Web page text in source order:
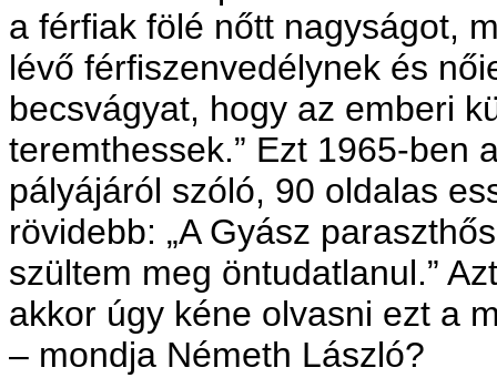
a férfiak fölé nőtt nagyságot,
lévő férfiszenvedélynek és
becsvágyat, hogy az emberi
teremthessek.” Ezt 1965-ben
pályájáról szóló, 90 oldalas
rövidebb: „A Gyász
szültem meg öntudatlanul.”
akkor úgy kéne olvasni ezt a
– mondja Németh László?